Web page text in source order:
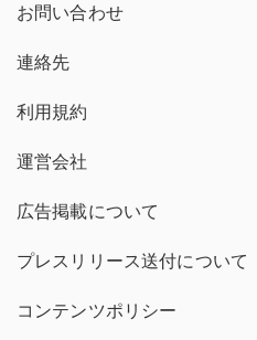
お問い合わせ
連絡先
利用規約
運営会社
広告掲載について
プレスリリース送付について
コンテンツポリシー